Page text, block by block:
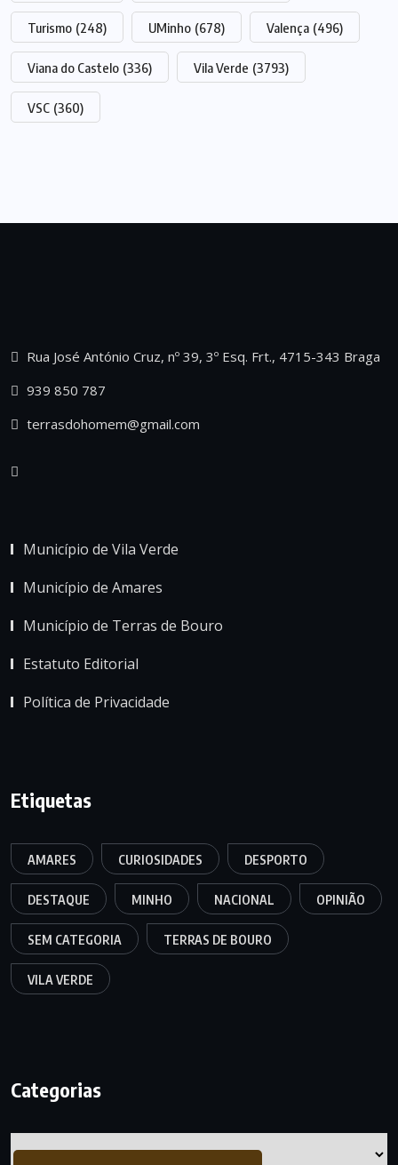
Turismo (248) UMinho (678) Valença (496)
Viana do Castelo (336) Vila Verde (3793)
VSC (360)
Rua José António Cruz, nº 39, 3º Esq. Frt., 4715-343 Braga
939 850 787
terrasdohomem@gmail.com
Município de Vila Verde
Município de Amares
Município de Terras de Bouro
Estatuto Editorial
Política de Privacidade
Etiquetas
AMARES CURIOSIDADES DESPORTO
DESTAQUE MINHO NACIONAL OPINIÃO
SEM CATEGORIA TERRAS DE BOURO
VILA VERDE
Categorias